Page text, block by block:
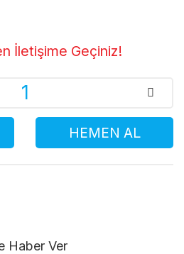
İletişime Geçiniz!
HEMEN AL
Haber Ver